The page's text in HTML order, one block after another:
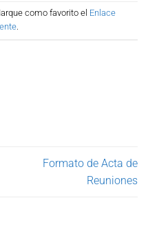
como favorito el Enlace
.
Formato de Acta de
Reuniones